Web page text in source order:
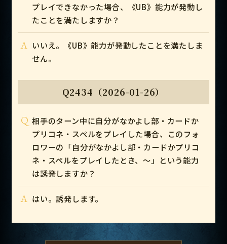
プレイできなかった場合、《UB》能力が発動し
たことを満たしますか？
A いいえ。《UB》能力が発動したことを満たしま
せん。
Q2434（2026-01-26）
Q 相手のターン中に自分がなかよし部・カードか
プリコネ・スペルをプレイした場合、このフォ
ロワーの「自分がなかよし部・カードかプリコ
ネ・スペルをプレイしたとき、～」という能力
は誘発しますか？
A はい。誘発します。